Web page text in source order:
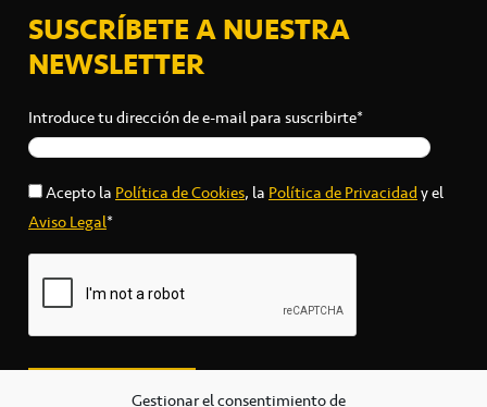
Gestionar el consentimiento de
SUSCRÍBETE A NUESTRA
NEWSLETTER
Introduce tu dirección de e-mail para suscribirte*
Acepto laPolítica de Cookies, laPolítica de Privacidady el
Aviso Legal*